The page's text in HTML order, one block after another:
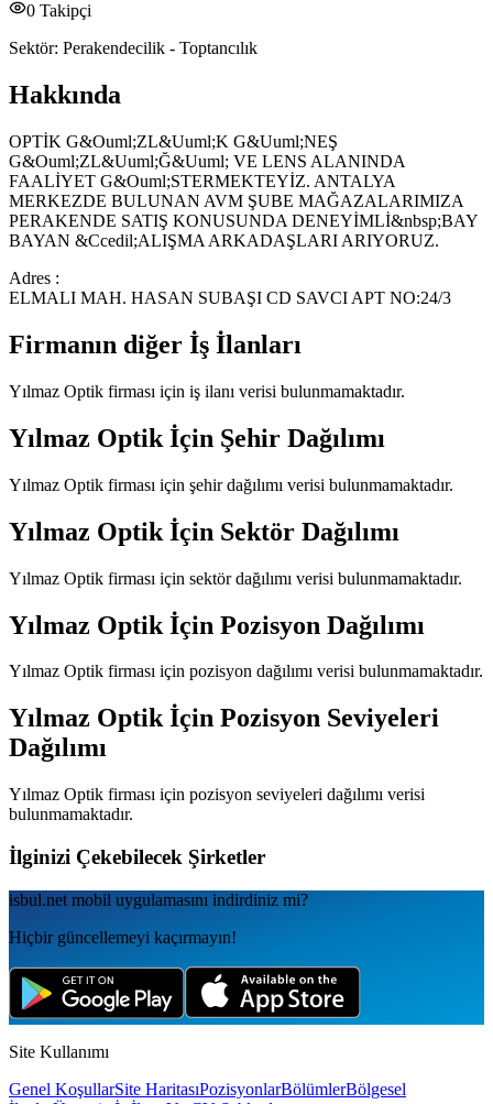
0 Takipçi
Sektör: Perakendecilik - Toptancılık
Hakkında
OPTİK G&Ouml;ZL&Uuml;K G&Uuml;NEŞ
G&Ouml;ZL&Uuml;Ğ&Uuml; VE LENS ALANINDA
FAALİYET G&Ouml;STERMEKTEYİZ. ANTALYA
MERKEZDE BULUNAN AVM ŞUBE MAĞAZALARIMIZA
PERAKENDE SATIŞ KONUSUNDA DENEYİMLİ&nbsp;BAY
BAYAN &Ccedil;ALIŞMA ARKADAŞLARI ARIYORUZ.
Adres :
ELMALI MAH. HASAN SUBAŞI CD SAVCI APT NO:24/3
Firmanın diğer İş İlanları
Yılmaz Optik firması için iş ilanı verisi bulunmamaktadır.
Yılmaz Optik İçin Şehir Dağılımı
Yılmaz Optik firması için şehir dağılımı verisi bulunmamaktadır.
Yılmaz Optik İçin Sektör Dağılımı
Yılmaz Optik firması için sektör dağılımı verisi bulunmamaktadır.
Yılmaz Optik İçin Pozisyon Dağılımı
Yılmaz Optik firması için pozisyon dağılımı verisi bulunmamaktadır.
Yılmaz Optikİçin Pozisyon Seviyeleri
Dağılımı
Yılmaz Optik firması için pozisyon seviyeleri dağılımı verisi
bulunmamaktadır.
İlginizi Çekebilecek Şirketler
isbul.net mobil uygulamаsını indirdiniz mi?
Hiçbir güncellemeyi kaçırmayın!
Site Kullanımı
Genel KoşullarSite HaritasıPozisyonlarBölümlerBölgesel